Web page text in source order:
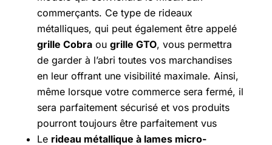
commerçants. Ce type de rideaux
métalliques, qui peut également être appelé
grille Cobraou grille GTO, vous permettra
de garder à l’abri toutes vos marchandises
en leur offrant une visibilité maximale. Ainsi,
même lorsque votre commerce sera fermé, il
sera parfaitement sécurisé et vos produits
pourront toujours être parfaitement vus
Le rideau métallique à lames micro-